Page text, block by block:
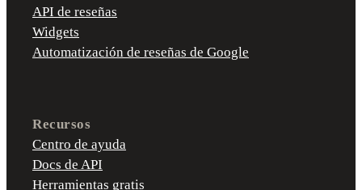
API de reseñas
Widgets
Automatización de reseñas de Google
Recursos
Centro de ayuda
Docs de API
Herramientas gratis